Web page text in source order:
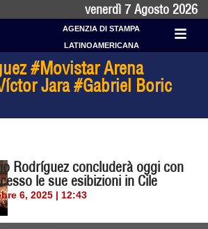
venerdì 7 Agosto 2026
AGENZIA DI STAMPA
LATINOAMERICANA
#Movistar Arena
Jara #Gabriel Boric
Rodríguez concluderà oggi con
le sue esibizioni in Cile
6, 2025 | 12:43